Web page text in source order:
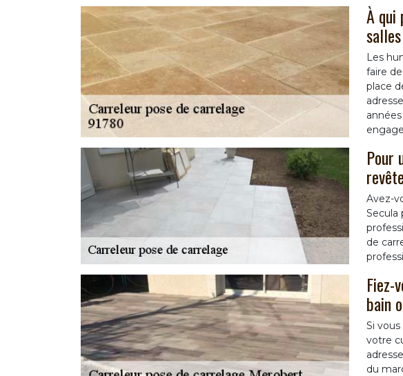
À qui
Les
faire
place
Pour
Avez-
Secula
de
Fiez-
bain
Si
votre
du